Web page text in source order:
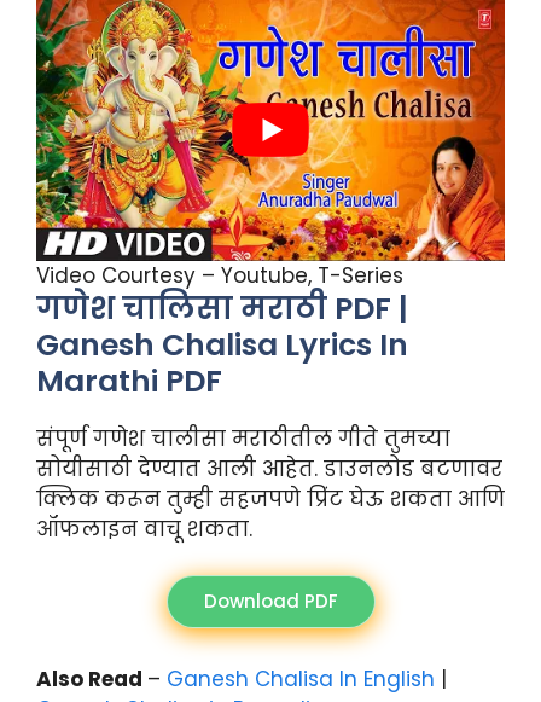
Video Courtesy – Youtube, T-Series
गणेश चालिसा मराठी PDF |
Ganesh Chalisa Lyrics In
Marathi PDF
संपूर्ण गणेश चालीसा मराठीतील गीते तुमच्या
सोयीसाठी देण्यात आली आहेत. डाउनलोड बटणावर
क्लिक करून तुम्ही सहजपणे प्रिंट घेऊ शकता आणि
ऑफलाइन वाचू शकता.
Download PDF
Also Read – Ganesh Chalisa In English |